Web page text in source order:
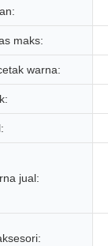
maks:
warna:
jual: